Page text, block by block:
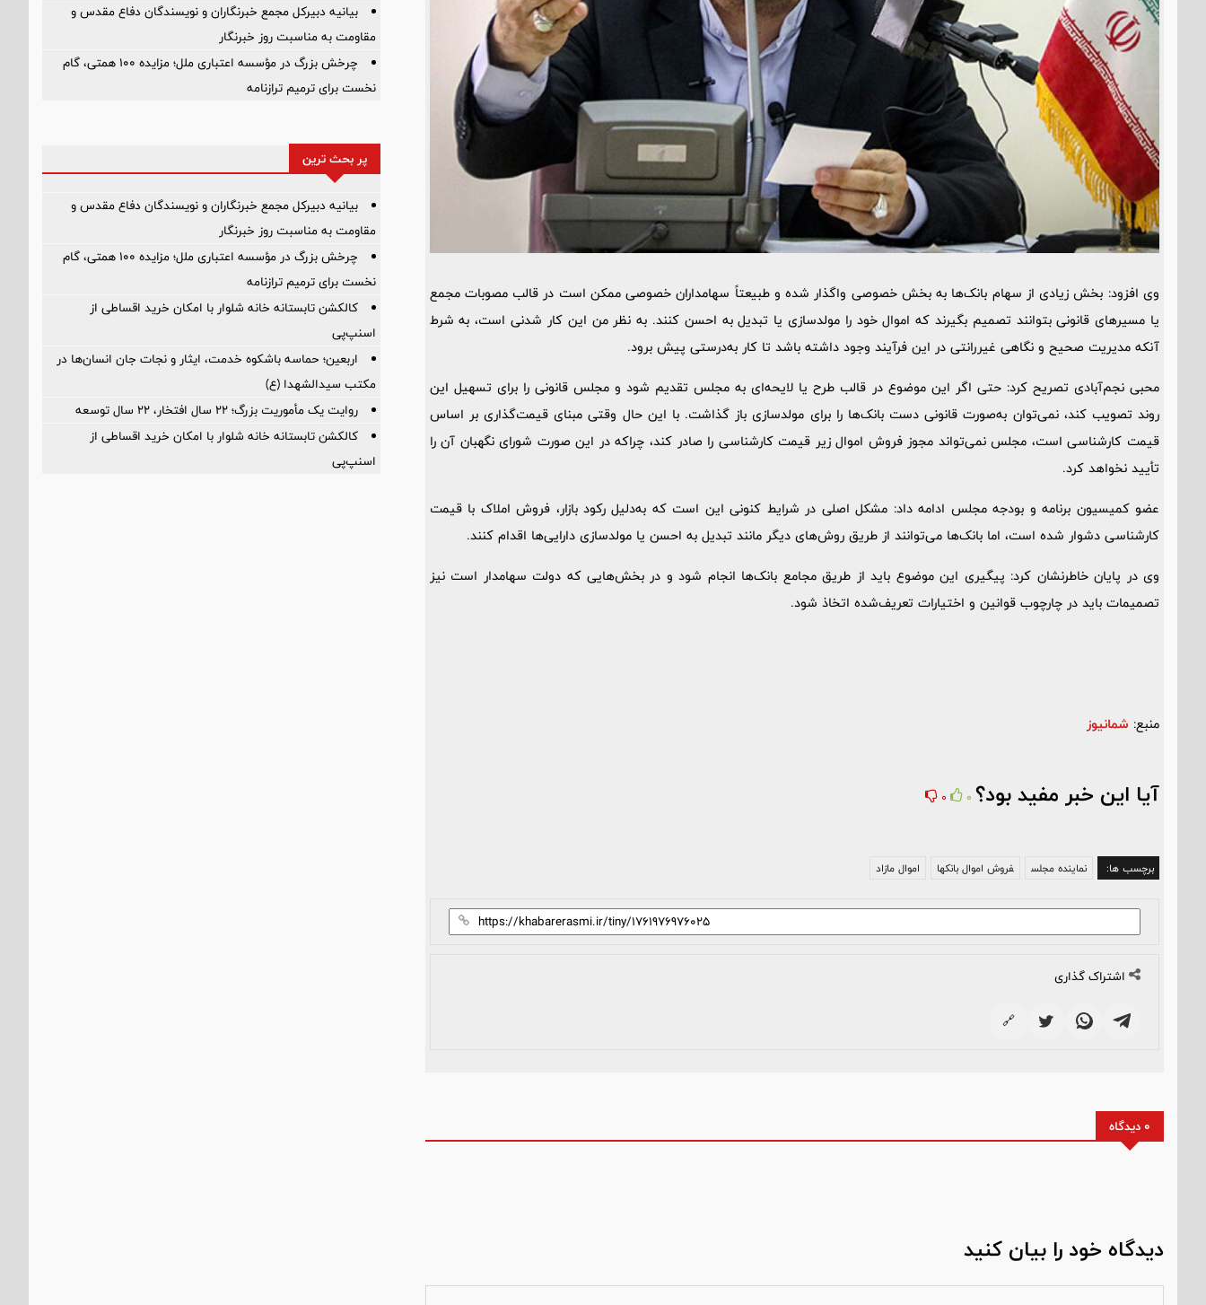
وی افزود: بخش زیادی از سهام بانک‌ها به بخش خصوصی واگذار شده و طبیعتاً سهامداران خصوصی ممکن است در قالب مصوبات مجمع
یا مسیرهای قانونی بتوانند تصمیم بگیرند که اموال خود را مولدسازی یا تبدیل به احسن کنند. به نظر من این کار شدنی است، به شرط
آنکه مدیریت صحیح و نگاهی غیررانتی در این فرآیند وجود داشته باشد تا کار به‌درستی پیش برود.
محبی نجم‌آبادی تصریح کرد: حتی اگر این موضوع در قالب طرح یا لایحه‌ای به مجلس تقدیم شود و مجلس قانونی را برای تسهیل این
روند تصویب کند، نمی‌توان به‌صورت قانونی دست بانک‌ها را برای مولدسازی باز گذاشت. با این حال وقتی مبنای قیمت‌گذاری بر اساس
قیمت کارشناسی است، مجلس نمی‌تواند مجوز فروش اموال زیر قیمت کارشناسی را صادر کند، چراکه در این صورت شورای نگهبان آن را
تأیید نخواهد کرد.
عضو کمیسیون برنامه و بودجه مجلس ادامه داد: مشکل اصلی در شرایط کنونی این است که به‌دلیل رکود بازار، فروش املاک با قیمت
کارشناسی دشوار شده است، اما بانک‌ها می‌توانند از طریق روش‌های دیگر مانند تبدیل به احسن یا مولدسازی دارایی‌ها اقدام کنند.
وی در پایان خاطرنشان کرد: پیگیری این موضوع باید از طریق مجامع بانک‌ها انجام شود و در بخش‌هایی که دولت سهامدار است نیز
تصمیمات باید در چارچوب قوانین و اختیارات تعریف‌شده اتخاذ شود.
منبع: شمانیوز
آیا این خبر مفید بود؟ 0
0
برچسب ها: نماینده مجلس فروش اموال بانکها اموال مازاد
اشتراک گذاری
🔗
0 دیدگاه
دیدگاه خود را بیان کنید
بیانیه دبیرکل مجمع خبرنگاران و نویسندگان دفاع مقدس و
مقاومت به مناسبت روز خبرنگار
چرخش بزرگ در مؤسسه اعتباری ملل؛ مزایده ۱۰۰ همتی، گام
نخست برای ترمیم ترازنامه
پر بحث ترین
بیانیه دبیرکل مجمع خبرنگاران و نویسندگان دفاع مقدس و
مقاومت به مناسبت روز خبرنگار
چرخش بزرگ در مؤسسه اعتباری ملل؛ مزایده ۱۰۰ همتی، گام
نخست برای ترمیم ترازنامه
کالکشن تابستانه خانه شلوار با امکان خرید اقساطی از
اسنپ‌پی
اربعین؛ حماسه باشکوه خدمت، ایثار و نجات جان انسان‌ها در
مکتب سیدالشهدا (ع)
روایت یک مأموریت بزرگ؛ ۲۲ سال افتخار، ۲۲ سال توسعه
کالکشن تابستانه خانه شلوار با امکان خرید اقساطی از
اسنپ‌پی